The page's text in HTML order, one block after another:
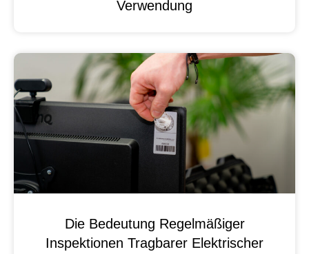
Verwendung
Die Bedeutung Regelmäßiger
Inspektionen Tragbarer Elektrischer